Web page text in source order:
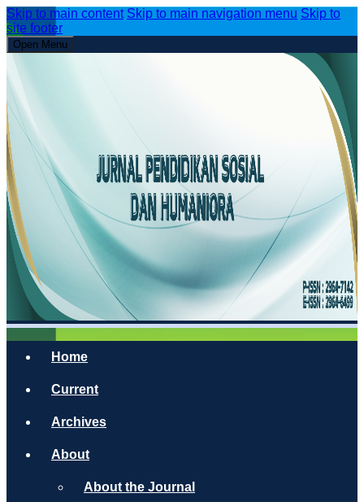
Skip to main content Skip to main navigation menu Skip to
site footer
Open Menu
Home
Current
Archives
About
About the Journal